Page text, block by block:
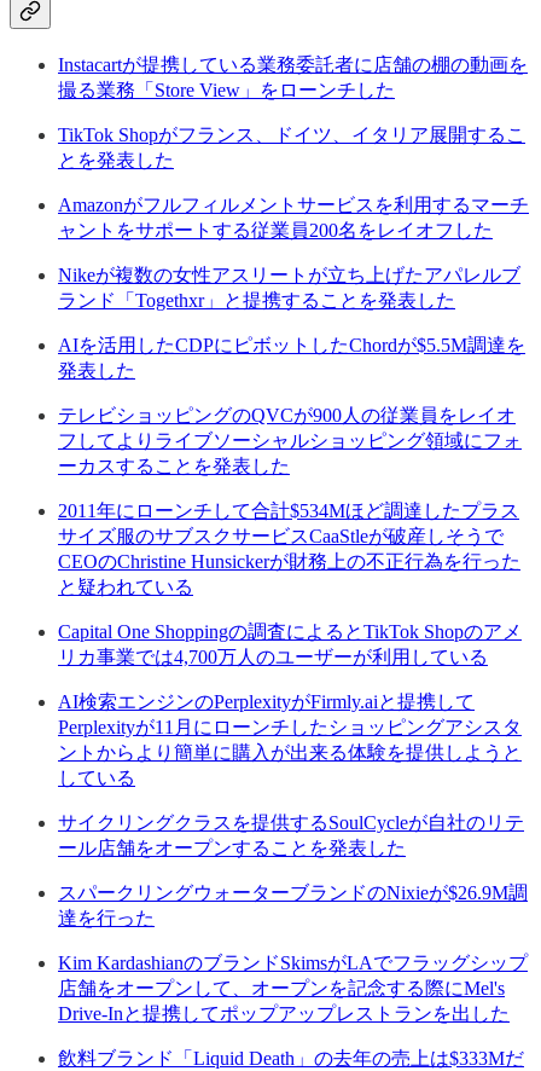
Instacartが提携している業務委託者に店舗の棚の動画を
撮る業務「Store View」をローンチした
TikTok Shopがフランス、ドイツ、イタリア展開するこ
とを発表した
Amazonがフルフィルメントサービスを利用するマーチ
ャントをサポートする従業員200名をレイオフした
Nikeが複数の女性アスリートが立ち上げたアパレルブ
ランド「Togethxr」と提携することを発表した
AIを活用したCDPにピボットしたChordが$5.5M調達を
発表した
テレビショッピングのQVCが900人の従業員をレイオ
フしてよりライブソーシャルショッピング領域にフォ
ーカスすることを発表した
2011年にローンチして合計$534Mほど調達したプラス
サイズ服のサブスクサービスCaaStleが破産しそうで
CEOのChristine Hunsickerが財務上の不正行為を行った
と疑われている
Capital One Shoppingの調査によるとTikTok Shopのアメ
リカ事業では4,700万人のユーザーが利用している
AI検索エンジンのPerplexityがFirmly.aiと提携して
Perplexityが11月にローンチしたショッピングアシスタ
ントからより簡単に購入が出来る体験を提供しようと
している
サイクリングクラスを提供するSoulCycleが自社のリテ
ール店舗をオープンすることを発表した
スパークリングウォーターブランドのNixieが$26.9M調
達を行った
Kim KardashianのブランドSkimsがLAでフラッグシップ
店舗をオープンして、オープンを記念する際にMel's
Drive-Inと提携してポップアップレストランを出した
飲料ブランド「Liquid Death」の去年の売上は$333Mだ